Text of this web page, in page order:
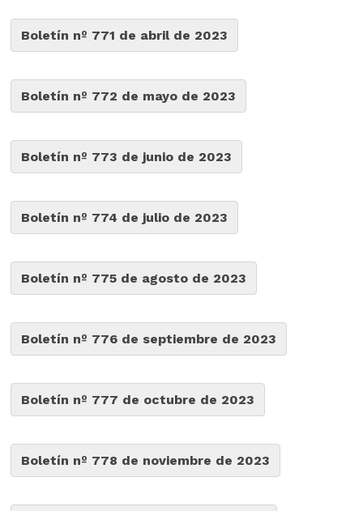
Boletín nº 771 de abril de 2023
Boletín nº 772 de mayo de 2023
Boletín nº 773 de junio de 2023
Boletín nº 774 de julio de 2023
Boletín nº 775 de agosto de 2023
Boletín nº 776 de septiembre de 2023
Boletín nº 777 de octubre de 2023
Boletín nº 778 de noviembre de 2023